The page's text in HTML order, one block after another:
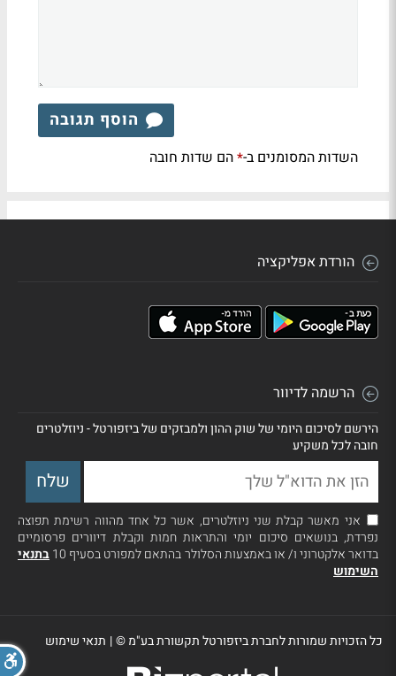
הוסף תגובה
השדות המסומנים ב-*הם שדות חובה
הורדת אפליקציה
הרשמה לדיוור
הירשם לסיכום היומי של שוק ההון ולמבזקים של ביזפורטל - ניוזלטרים
חובה לכל משקיע
אני מאשר קבלת שני ניוזלטרים, אשר כל אחד מהווה רשימת תפוצה
נפרדת, בנושאים סיכום יומי והתראות חמות וקבלת דיוורים פרסומיים
בדואר אלקטרוני ו/ או באמצעות הסלולר בהתאם למפורט בסעיף 10
בתנאי
השימוש
כל הזכויות שמורות לחברת ביזפורטל תקשורת בע"מ ©| תנאי שימוש